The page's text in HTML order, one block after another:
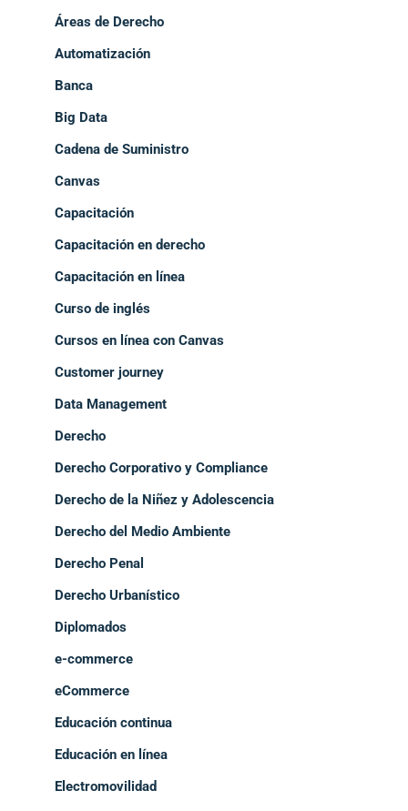
Áreas de Derecho
Automatización
Banca
Big Data
Cadena de Suministro
Canvas
Capacitación
Capacitación en derecho
Capacitación en línea
Curso de inglés
Cursos en línea con Canvas
Customer journey
Data Management
Derecho
Derecho Corporativo y Compliance
Derecho de la Niñez y Adolescencia
Derecho del Medio Ambiente
Derecho Penal
Derecho Urbanístico
Diplomados
e-commerce
eCommerce
Educación continua
Educación en línea
Electromovilidad